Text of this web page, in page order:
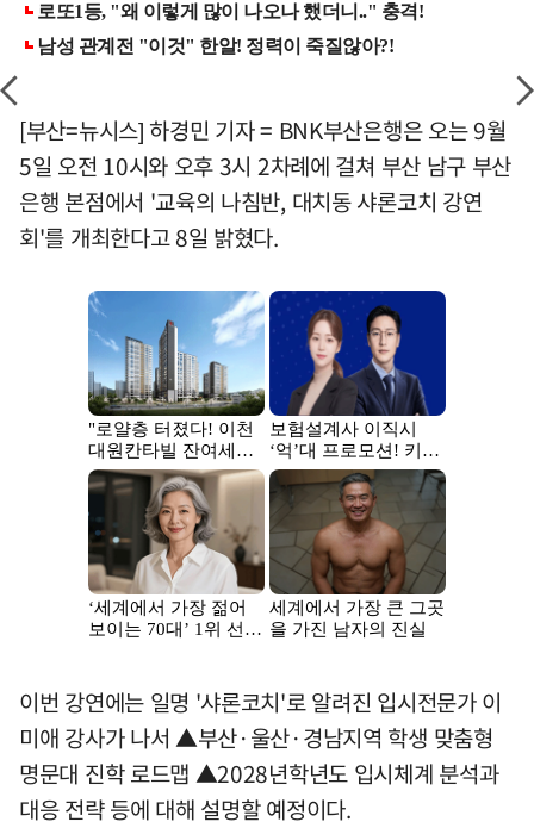
[부산=뉴시스] 하경민 기자 = BNK부산은행은 오는 9월
5일 오전 10시와 오후 3시 2차례에 걸쳐 부산 남구 부산
은행 본점에서 '교육의 나침반, 대치동 샤론코치 강연
회'를 개최한다고 8일 밝혔다.
이번 강연에는 일명 '샤론코치'로 알려진 입시전문가 이
미애 강사가 나서 ▲부산·울산·경남지역 학생 맞춤형
명문대 진학 로드맵 ▲2028년학년도 입시체계 분석과
대응 전략 등에 대해 설명할 예정이다.